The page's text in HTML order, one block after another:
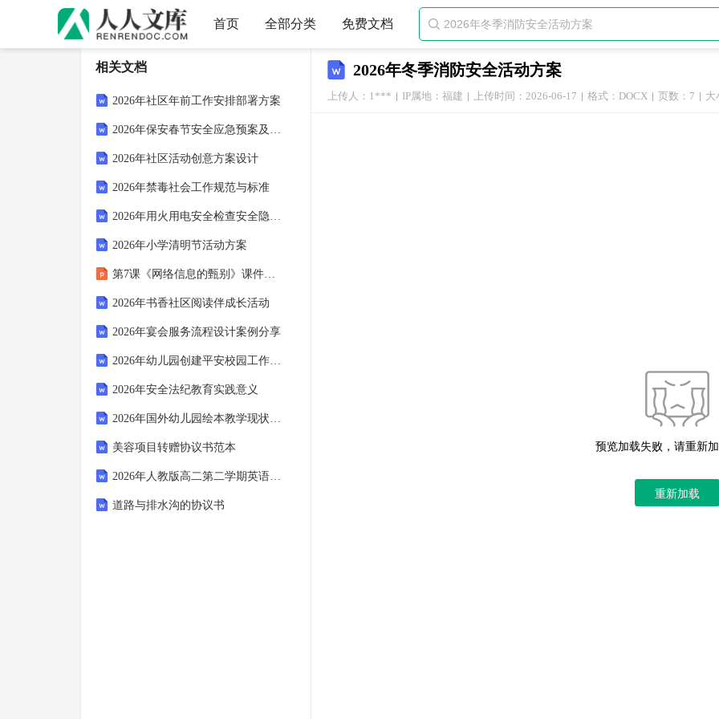
首页 全部分类 免费文档 
2026年冬季消防安全活动方案
上传人：1*** IP属地：福建 上传时间：2026-06-17 格式：DOCX 页数：7 大
预览加载失败，请重新
重新加载
相关文档
2026年社区年前工作安排部署方案
2026年保安春节安全应急预案及措施
2026年社区活动创意方案设计
2026年禁毒社会工作规范与标准
2026年用火用电安全检查安全隐患排查
2026年小学清明节活动方案
第7课《网络信息的甄别》课件（内嵌视频）2026-2027学年河大版初中信息技术七年级全一册
2026年书香社区阅读伴成长活动
2026年宴会服务流程设计案例分享
2026年幼儿园创建平安校园工作规划
2026年安全法纪教育实践意义
2026年国外幼儿园绘本教学现状分析
美容项目转赠协议书范本
2026年人教版高二第二学期英语期末尖子生强化试卷（附答案可下载）
道路与排水沟的协议书